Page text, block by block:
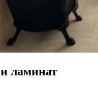
ламинат